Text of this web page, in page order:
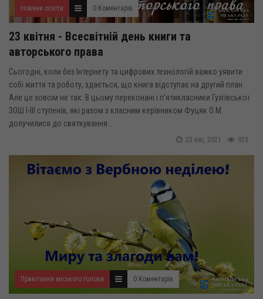
Новини освіти 0 Коментарів
23 квітня - Всесвітній день книги та
авторського права
Сьогодні, коли без Інтернету та цифрових технологій важко уявити
собі життя та роботу, здається, що книга відступає на другий план.
Але це зовсім не так. В цьому переконані і п’ятикласники Гузіївської
ЗОШ І-ІІІ ступенів, які разом з класним керівником Фуцяк О.М.
долучилися до святкування...
923
23 кві, 2021
Привітання міського голови 0 Коментарів